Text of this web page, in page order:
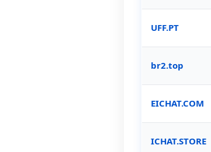
UFF.PT
br2.top
EICHAT.COM
ICHAT.STORE